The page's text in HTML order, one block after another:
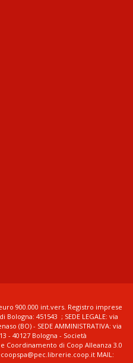
900.000 int.vers. Registro imprese
Bologna: 451543 ; SEDE LEGALE: via
(BO) - SEDE AMMINISTRATIVA: via
- 40127 Bologna - Società
Coordinamento di Coop Alleanza 3.0
MAIL: